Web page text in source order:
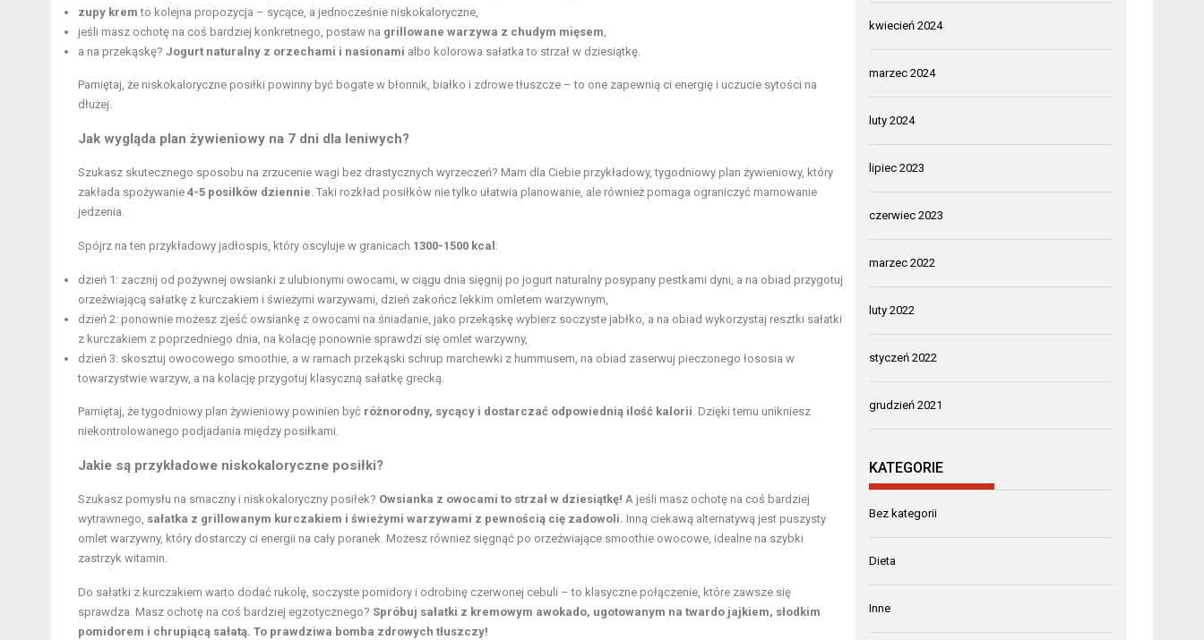
zupy krem to kolejna propozycja – sycące, a jednocześnie niskokaloryczne,
jeśli masz ochotę na coś bardziej konkretnego, postaw na grillowane warzywa z chudym mięsem,
a na przekąskę? Jogurt naturalny z orzechami i nasionami albo kolorowa sałatka to strzał w dziesiątkę.
Pamiętaj, że niskokaloryczne posiłki powinny być bogate w błonnik, białko i zdrowe tłuszcze – to one zapewnią ci energię i uczucie sytości na
dłużej.
Jak wygląda plan żywieniowy na 7 dni dla leniwych?
Szukasz skutecznego sposobu na zrzucenie wagi bez drastycznych wyrzeczeń? Mam dla Ciebie przykładowy, tygodniowy plan żywieniowy, który
zakłada spożywanie 4-5 posiłków dziennie. Taki rozkład posiłków nie tylko ułatwia planowanie, ale również pomaga ograniczyć marnowanie
jedzenia.
Spójrz na ten przykładowy jadłospis, który oscyluje w granicach 1300-1500 kcal :
dzień 1: zacznij od pożywnej owsianki z ulubionymi owocami, w ciągu dnia sięgnij po jogurt naturalny posypany pestkami dyni, a na obiad przygotuj
orzeźwiającą sałatkę z kurczakiem i świeżymi warzywami, dzień zakończ lekkim omletem warzywnym,
dzień 2: ponownie możesz zjeść owsiankę z owocami na śniadanie, jako przekąskę wybierz soczyste jabłko, a na obiad wykorzystaj resztki sałatki
z kurczakiem z poprzedniego dnia, na kolację ponownie sprawdzi się omlet warzywny,
dzień 3: skosztuj owocowego smoothie, a w ramach przekąski schrup marchewki z hummusem, na obiad zaserwuj pieczonego łososia w
towarzystwie warzyw, a na kolację przygotuj klasyczną sałatkę grecką.
Pamiętaj, że tygodniowy plan żywieniowy powinien być różnorodny, sycący i dostarczać odpowiednią ilość kalorii. Dzięki temu unikniesz
niekontrolowanego podjadania między posiłkami.
Jakie są przykładowe niskokaloryczne posiłki?
Szukasz pomysłu na smaczny i niskokaloryczny posiłek? Owsianka z owocami to strzał w dziesiątkę! A jeśli masz ochotę na coś bardziej
wytrawnego, sałatka z grillowanym kurczakiem i świeżymi warzywami z pewnością cię zadowoli. Inną ciekawą alternatywą jest puszysty
omlet warzywny, który dostarczy ci energii na cały poranek. Możesz również sięgnąć po orzeźwiające smoothie owocowe, idealne na szybki
zastrzyk witamin.
Do sałatki z kurczakiem warto dodać rukolę, soczyste pomidory i odrobinę czerwonej cebuli – to klasyczne połączenie, które zawsze się
sprawdza. Masz ochotę na coś bardziej egzotycznego? Spróbuj sałatki z kremowym awokado, ugotowanym na twardo jajkiem, słodkim
pomidorem i chrupiącą sałatą. To prawdziwa bomba zdrowych tłuszczy!
kwiecień 2024
marzec 2024
luty 2024
lipiec 2023
czerwiec 2023
marzec 2022
luty 2022
styczeń 2022
grudzień 2021
KATEGORIE
Bez kategorii
Dieta
Inne